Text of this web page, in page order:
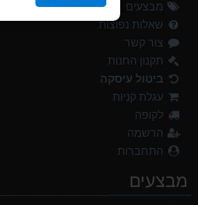
מבצעים
שאלות נפוצות
צור קשר
תקנון החנות
ביטול עיסקה
עגלת קניות
לקופה
הרשמה
התחברות
מבצעים